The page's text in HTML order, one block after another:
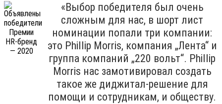
«Выбор победителя был очень
сложным для нас, в шорт лист
номинации попали три компании:
это Phillip Morris, компания „Лента“ и
группа компаний „220 вольт“. Phillip
Morris нас замотивировал создать
такое же диджитал-решение для
помощи и сотрудникам, и обществу.